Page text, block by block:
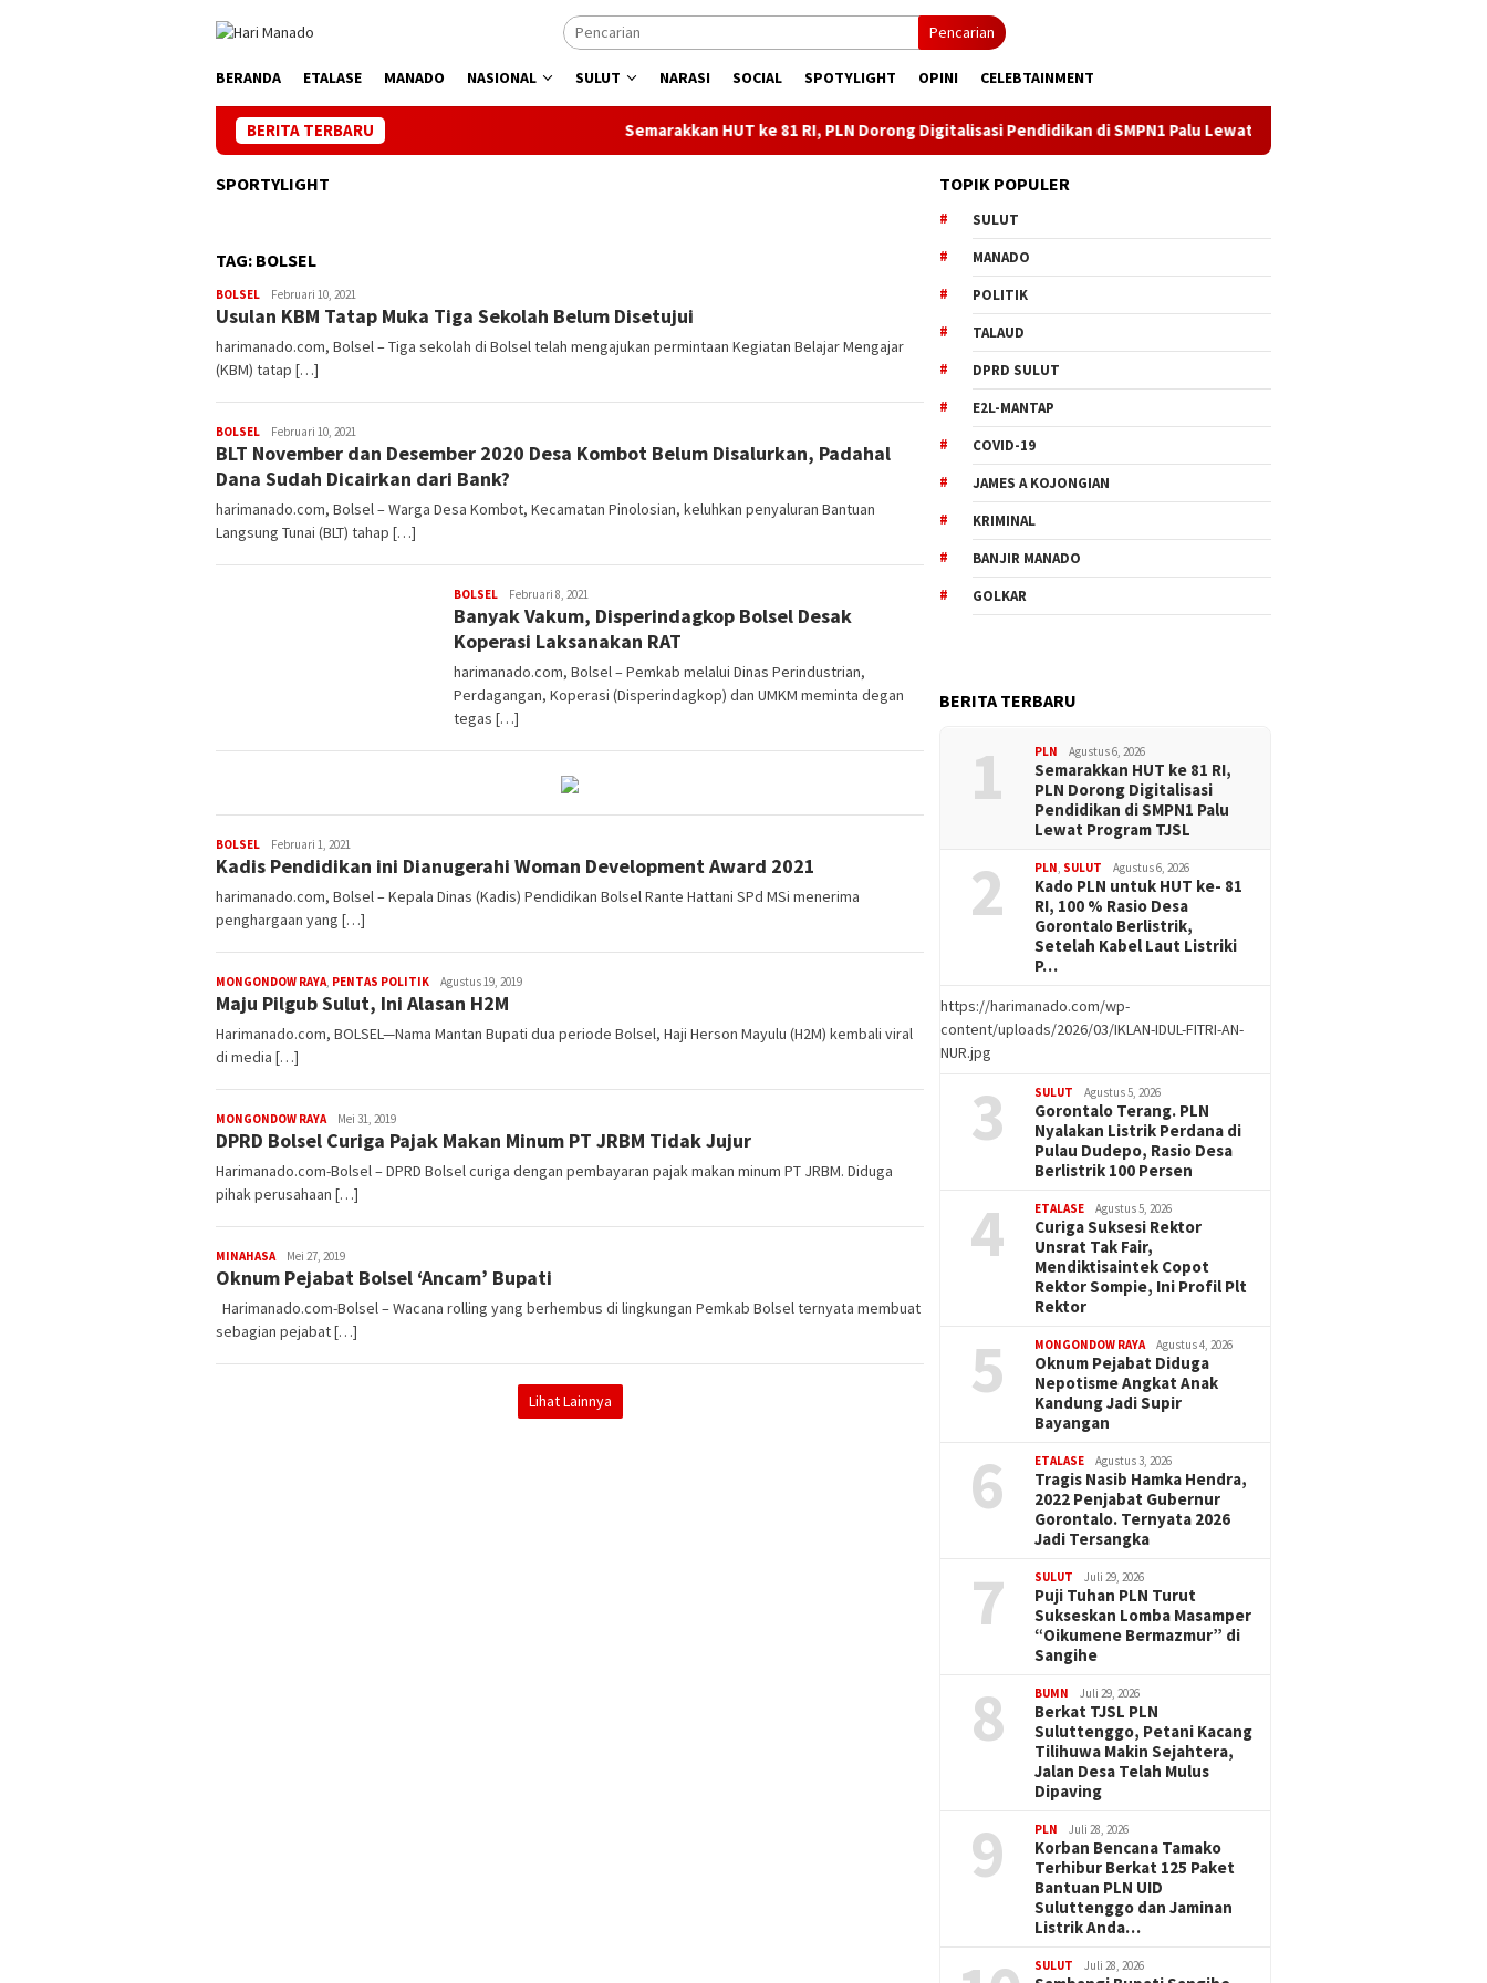
Pencarian
BERANDA ETALASE MANADO NASIONAL SULUT NARASI SOCIAL SPOTYLIGHT OPINI CELEBTAINMENT
BERITA TERBARU Semarakkan HUT ke 81 RI, PLN Dorong Digitalisasi Pendidikan di SMPN1 Palu Lewat Program TJSL
SPORTYLIGHT
TAG: BOLSEL
BOLSEL Admin
Februari 10, 2021
Usulan KBM Tatap Muka Tiga Sekolah Belum Disetujui
harimanado.com, Bolsel – Tiga sekolah di Bolsel telah mengajukan permintaan Kegiatan Belajar Mengajar
(KBM) tatap […]
BOLSEL Admin
Februari 10, 2021
BLT November dan Desember 2020 Desa Kombot Belum Disalurkan, Padahal
Dana Sudah Dicairkan dari Bank?
harimanado.com, Bolsel – Warga Desa Kombot, Kecamatan Pinolosian, keluhkan penyaluran Bantuan
Langsung Tunai (BLT) tahap […]
BOLSEL Admin
Februari 8, 2021
Banyak Vakum, Disperindagkop Bolsel Desak
Koperasi Laksanakan RAT
harimanado.com, Bolsel – Pemkab melalui Dinas Perindustrian,
Perdagangan, Koperasi (Disperindagkop) dan UMKM meminta degan
tegas […]
BOLSEL Admin
Februari 1, 2021
Kadis Pendidikan ini Dianugerahi Woman Development Award 2021
harimanado.com, Bolsel – Kepala Dinas (Kadis) Pendidikan Bolsel Rante Hattani SPd MSi menerima
penghargaan yang […]
MONGONDOW RAYA, PENTAS POLITIK Admin
Agustus 19, 2019
Maju Pilgub Sulut, Ini Alasan H2M
Harimanado.com, BOLSEL—Nama Mantan Bupati dua periode Bolsel, Haji Herson Mayulu (H2M) kembali viral
di media […]
MONGONDOW RAYAadmin-
harimanado
Mei 31, 2019
DPRD Bolsel Curiga Pajak Makan Minum PT JRBM Tidak Jujur
Harimanado.com-Bolsel – DPRD Bolsel curiga dengan pembayaran pajak makan minum PT JRBM. Diduga
pihak perusahaan […]
MINAHASAadmin-
harimanado
Mei 27, 2019
Oknum Pejabat Bolsel ‘Ancam’ Bupati
Harimanado.com-Bolsel – Wacana rolling yang berhembus di lingkungan Pemkab Bolsel ternyata membuat
sebagian pejabat […]
Lihat Lainnya
TOPIK POPULER
SULUT
MANADO
POLITIK
TALAUD
DPRD SULUT
E2L-MANTAP
COVID-19
JAMES A KOJONGIAN
KRIMINAL
BANJIR MANADO
GOLKAR
BERITA TERBARU
1 PLN Agustus 6, 2026
Semarakkan HUT ke 81 RI,
PLN Dorong Digitalisasi
Pendidikan di SMPN1 Palu
Lewat Program TJSL
2 PLN, SULUT Agustus 6, 2026
Kado PLN untuk HUT ke- 81
RI, 100 % Rasio Desa
Gorontalo Berlistrik,
Setelah Kabel Laut Listriki
P…
https://harimanado.com/wp-
content/uploads/2026/03/IKLAN-IDUL-FITRI-AN-
NUR.jpg
3 SULUT Agustus 5, 2026
Gorontalo Terang. PLN
Nyalakan Listrik Perdana di
Pulau Dudepo, Rasio Desa
Berlistrik 100 Persen
4 ETALASE Agustus 5, 2026
Curiga Suksesi Rektor
Unsrat Tak Fair,
Mendiktisaintek Copot
Rektor Sompie, Ini Profil Plt
Rektor
5 MONGONDOW RAYA Agustus 4, 2026
Oknum Pejabat Diduga
Nepotisme Angkat Anak
Kandung Jadi Supir
Bayangan
6 ETALASE Agustus 3, 2026
Tragis Nasib Hamka Hendra,
2022 Penjabat Gubernur
Gorontalo. Ternyata 2026
Jadi Tersangka
7 SULUT Juli 29, 2026
Puji Tuhan PLN Turut
Sukseskan Lomba Masamper
“Oikumene Bermazmur” di
Sangihe
8 BUMN Juli 29, 2026
Berkat TJSL PLN
Suluttenggo, Petani Kacang
Tilihuwa Makin Sejahtera,
Jalan Desa Telah Mulus
Dipaving
9 PLN Juli 28, 2026
Korban Bencana Tamako
Terhibur Berkat 125 Paket
Bantuan PLN UID
Suluttenggo dan Jaminan
Listrik Anda…
SULUT Juli 28, 2026